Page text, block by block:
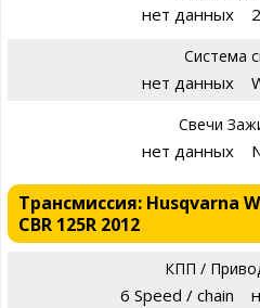
нет данных
Система
нет данных
Свечи
нет данных
Трансмиссия: Husqvarna
CBR 125R 2012
КПП /
6 Speed / chain